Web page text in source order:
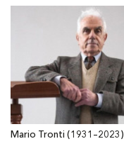
Mario Tronti (1931–2023)